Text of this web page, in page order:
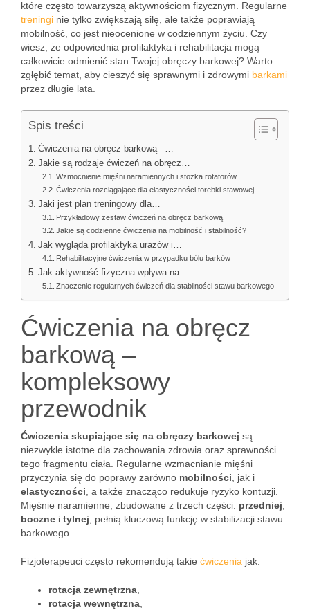
które często towarzyszą aktywnościom fizycznym. Regularne
treningi nie tylko zwiększają siłę, ale także poprawiają
mobilność, co jest nieocenione w codziennym życiu. Czy
wiesz, że odpowiednia profilaktyka i rehabilitacja mogą
całkowicie odmienić stan Twojej obręczy barkowej? Warto
zgłębić temat, aby cieszyć się sprawnymi i zdrowymi barkami
przez długie lata.
Spis treści
Ćwiczenia na obręcz barkową –…
Jakie są rodzaje ćwiczeń na obręcz…
Wzmocnienie mięśni naramiennych i stożka rotatorów
Ćwiczenia rozciągające dla elastyczności torebki stawowej
Jaki jest plan treningowy dla…
Przykładowy zestaw ćwiczeń na obręcz barkową
Jakie są codzienne ćwiczenia na mobilność i stabilność?
Jak wygląda profilaktyka urazów i…
Rehabilitacyjne ćwiczenia w przypadku bólu barków
Jak aktywność fizyczna wpływa na…
Znaczenie regularnych ćwiczeń dla stabilności stawu barkowego
Ćwiczenia na obręcz
barkową –
kompleksowy
przewodnik
Ćwiczenia skupiające się na obręczy barkowej są
niezwykle istotne dla zachowania zdrowia oraz sprawności
tego fragmentu ciała. Regularne wzmacnianie mięśni
przyczynia się do poprawy zarówno mobilności , jak i
elastyczności , a także znacząco redukuje ryzyko kontuzji.
Mięśnie naramienne, zbudowane z trzech części: przedniej
boczne i tylnej , pełnią kluczową funkcję w stabilizacji stawu
barkowego.
Fizjoterapeuci często rekomendują takie ćwiczenia jak:
rotacja zewnętrzna
rotacja wewnętrzna